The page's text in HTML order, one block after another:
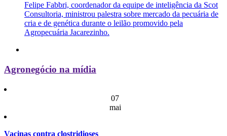
Felipe Fabbri, coordenador da equipe de inteligência da Scot
Consultoria, ministrou palestra sobre mercado da pecuária de
cria e de genética durante o leilão promovido pela
Agropecuária Jacarezinho.
Agronegócio na mídia
07
mai
Vacinas contra clostridioses